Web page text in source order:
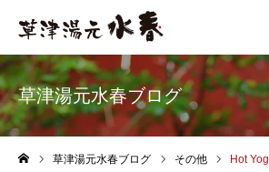
草津湯元水春ブログ
草津湯元水春ブログ その他 Hot Yoga